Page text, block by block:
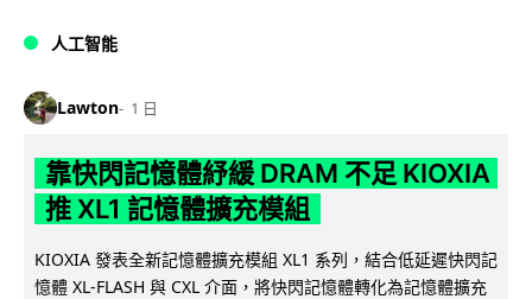
人工智能
Lawton 1 日
靠快閃記憶體紓緩 DRAM 不足 KIOXIA
推 XL1 記憶體擴充模組
KIOXIA 發表全新記憶體擴充模組 XL1 系列，結合低延遲快閃記
憶體 XL-FLASH 與 CXL 介面，將快閃記憶體轉化為記憶體擴充